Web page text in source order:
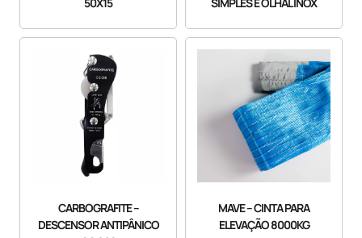
CARBOGRAFITE –
DESCENSOR ANTIPÂNICO
MAVE – CINTA PARA
ELEVAÇÃO 8000KG